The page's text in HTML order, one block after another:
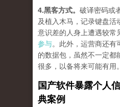
4.黑客方式。 破译密码或
及植入木马，记录键盘活
意识差的人身上遭遇较常
参与。此外，运营商还有
的数据包，虽然不一定都
很多，以备将来可能有用。
国产软件暴露个人
典案例